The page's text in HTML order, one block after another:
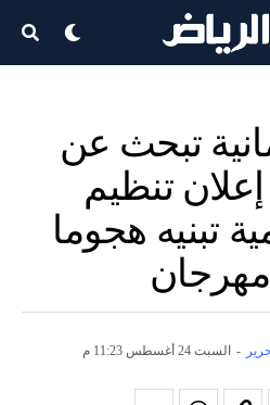
تبحث عن
تنظيم
تبنيه هجوما
- السبت 24 أغسطس 11:23 م